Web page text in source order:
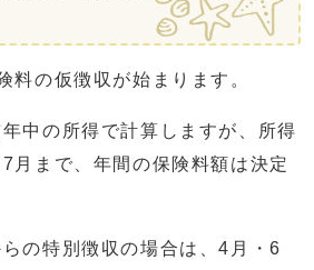
の仮徴収が始まります。
中の所得で計算しますが、所得
月まで、年間の保険料額は決定
の特別徴収の場合は、4月・6